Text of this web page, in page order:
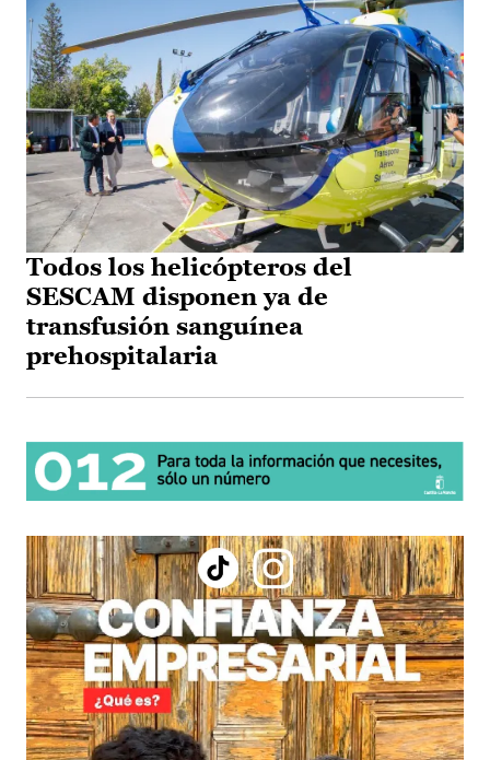
Todos los helicópteros del
SESCAM disponen ya de
transfusión sanguínea
prehospitalaria